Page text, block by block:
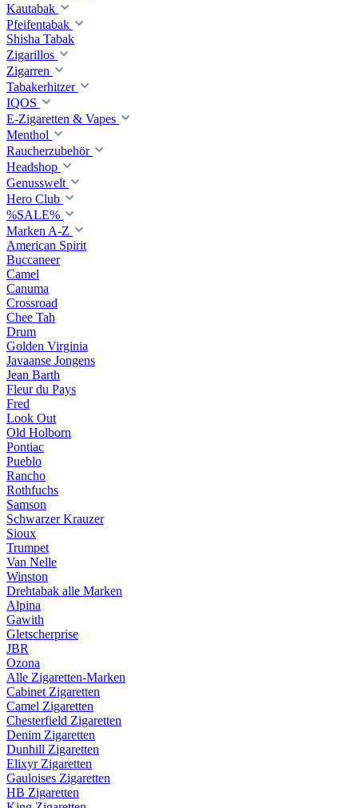
Kautabak
Pfeifentabak
Shisha Tabak
Zigarillos
Zigarren
Tabakerhitzer
IQOS
E-Zigaretten & Vapes
Menthol
Raucherzubehör
Headshop
Genusswelt
Hero Club
%SALE%
Marken A-Z
American Spirit
Buccaneer
Camel
Canuma
Crossroad
Сhee Tah
Drum
Golden Virginia
Javaanse Jongens
Jean Barth
Fleur du Pays
Fred
Look Out
Old Holborn
Pontiac
Pueblo
Rancho
Rothfuchs
Samson
Schwarzer Krauzer
Sioux
Trumpet
Van Nelle
Winston
Drehtabak alle Marken
Alpina
Gawith
Gletscherprise
JBR
Ozona
Alle Zigaretten-Marken
Cabinet Zigaretten
Camel Zigaretten
Chesterfield Zigaretten
Denim Zigaretten
Dunhill Zigaretten
Elixyr Zigaretten
Gauloises Zigaretten
HB Zigaretten